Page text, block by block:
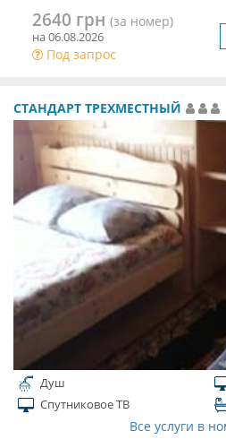
2640 грн (за номер)
на 06.08.2026
Под запрос
СТАНДАРТ ТРЕХМЕСТНЫЙ
Душ
Спутниковое ТВ
Все услуги в